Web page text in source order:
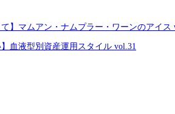
て】マムアン・ナムプラー・ワーンのアイス
血液型別資産運用スタイル vol.31